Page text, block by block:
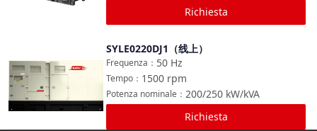
Richiesta
SYLE0220DJ1（线上）
50 Hz
Frequenza ：
1500 rpm
Tempo ：
200/250 kW/kVA
Potenza nominale ：
Richiesta